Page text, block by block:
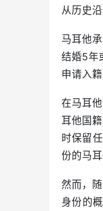
从历史
马耳他
结婚5年
申请入
在马耳
耳他国
时保留
份的马
然而，
身份的